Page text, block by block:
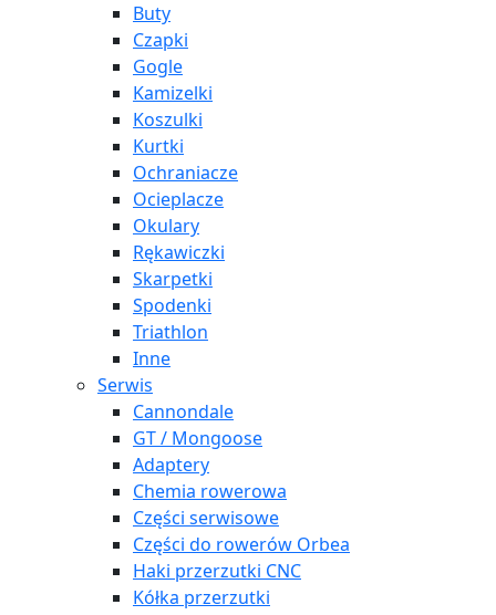
Buty
Czapki
Gogle
Kamizelki
Koszulki
Kurtki
Ochraniacze
Ocieplacze
Okulary
Rękawiczki
Skarpetki
Spodenki
Triathlon
Inne
Serwis
Cannondale
GT / Mongoose
Adaptery
Chemia rowerowa
Części serwisowe
Części do rowerów Orbea
Haki przerzutki CNC
Kółka przerzutki